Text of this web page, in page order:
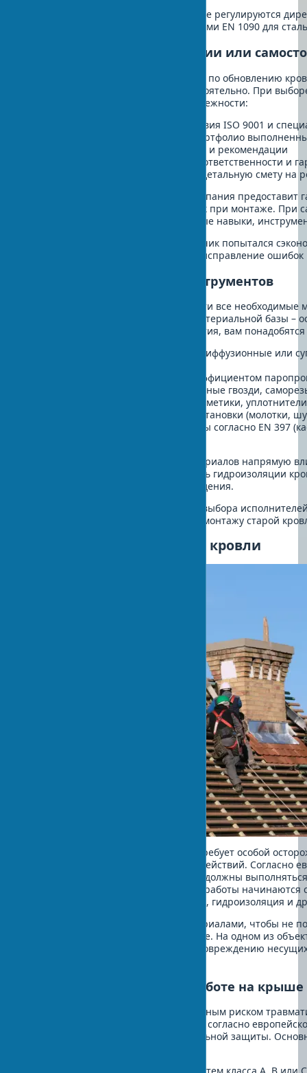
Работы на кровле регулируются
изделиям CPR 305/2011 и требованиями EN 1090 для
Выбор кровельной компании или
Решите, кто будет выполнять работы по обновлению
кровельная компания или вы самостоятельно. При
следующие критерии качества и надежности:
Наличие сертификатов соответствия ISO 9001 и
Опыт работы не менее 5 лет и портфолио
Положительные отзывы клиентов и рекомендации
Страхование профессиональной ответственности и
Прозрачное ценообразование и детальную смету на
Квалифицированная кровельная компания предоставит
поможет избежать типичных ошибок при монтаже. При
убедитесь, что у вас есть необходимые навыки,
В одном из недавних проектов заказчик попытался
в итоге потратил на 40% больше на исправление
Закупка материалов и инструментов
На этом этапе необходимо приобрести все
работы. Качественная подготовка материальной базы –
проекта. Помимо выбранного покрытия, вам
Гидроизоляционные мембраны (диффузионные или
Пароизоляционные пленки с коэффициентом
Крепежные элементы (оцинкованные гвозди,
Вспомогательные материалы (герметики,
Инструменты для демонтажа и установки (молотки,
Средства индивидуальной защиты согласно EN 397
Правильный подбор и качество материалов напрямую
кровельной системы и эффективность гидроизоляции
работам – залог их успешного проведения.
После получения всех разрешений, выбора
приступать к следующему этапу – демонтажу старой
Этап 4: Демонтаж старой кровли
Процесс демонтажа старой кровли требует особой
определенной последовательности действий. Согласно
безопасности, все работы на высоте должны
обеспечения безопасности. Обычно работы начинаются
системы. Затем снимаются покрытие, гидроизоляция и
Важно аккуратно обращаться с материалами, чтобы не
не нанести ущерб окружающей среде. На одном из
неосторожный демонтаж привел к повреждению
Меры безопасности при работе на крыше
Работа на крыше связана с повышенным риском
соблюдать требования безопасности согласно
89/656/EEC по средствам индивидуальной защиты.